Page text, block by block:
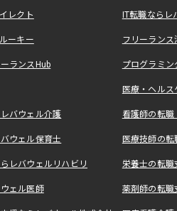
レクト IT転職なら
ーキー フリーラン
ランスHub プログラミ
医療・ヘル
バウェル介護 看護師の転
ウェル保育士 医療技師の
レバウェルリハビリ 栄養士の転
ェル医師 薬剤師の転